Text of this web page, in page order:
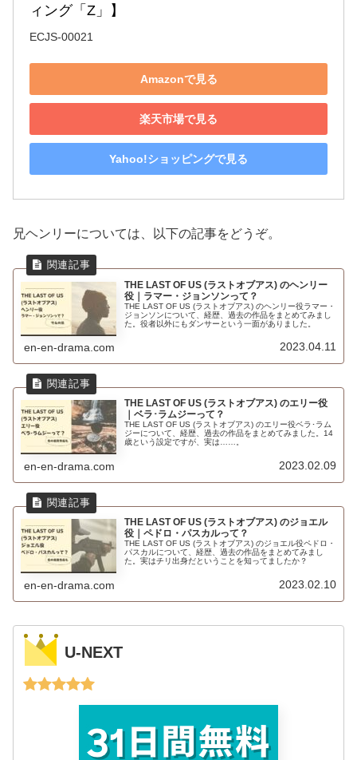
ィング「Z」】
ECJS-00021
Amazonで見る
楽天市場で見る
Yahoo!ショッピングで見る
兄ヘンリーについては、以下の記事をどうぞ。
THE LAST OF US (ラストオブアス) のヘンリー
役｜ラマー・ジョンソンって？
THE LAST OF US (ラストオブアス) のヘンリー役ラマー・
ジョンソンについて、経歴、過去の作品をまとめてみまし
た。役者以外にもダンサーという一面がありました。
en-en-drama.com 2023.04.11
THE LAST OF US (ラストオブアス) のエリー役
｜ベラ･ラムジーって？
THE LAST OF US (ラストオブアス) のエリー役ベラ･ラム
ジーについて、経歴、過去の作品をまとめてみました。14
歳という設定ですが、実は……。
en-en-drama.com 2023.02.09
THE LAST OF US (ラストオブアス) のジョエル
役｜ペドロ・パスカルって？
THE LAST OF US (ラストオブアス) のジョエル役ペドロ・
パスカルについて、経歴、過去の作品をまとめてみまし
た。実はチリ出身だということを知ってましたか？
en-en-drama.com 2023.02.10
U-NEXT